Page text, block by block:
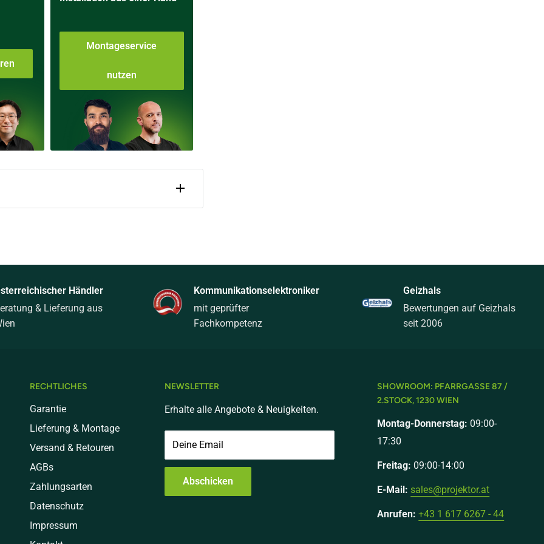
Montageservice
nutzen
Händler
& Lieferung aus
Kommunikationselektroniker
mit geprüfter
Fachkompetenz
Geizhals
Bewertungen auf Geizhals
seit 2006
RECHTLICHES
Garantie
Lieferung & Montage
Versand & Retouren
AGBs
Zahlungsarten
Datenschutz
Impressum
NEWSLETTER
Erhalte alle Angebote & Neuigkeiten.
Deine Email
Abschicken
SHOWROOM: PFARRGASSE 87 /
2.STOCK, 1230 WIEN
Montag-Donnerstag: 09:00-
17:30
Freitag: 09:00-14:00
E-Mail: sales@projektor.at
Anrufen: +43 1 617 6267 - 44